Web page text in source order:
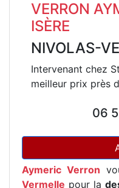
VERRON
ISÈRE
NIVOLAS-
Intervenant chez
meilleur prix près
06
Aymeric Verron
Vermelle pour la